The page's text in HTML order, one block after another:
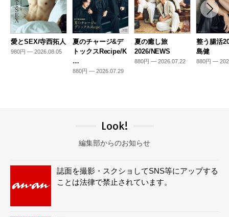
愛とSEX/寺西拓人
980円 — 2026.08.05
夏のチャージ&デ
トックスRecipe/K
…
880円 — 2026.07.29
夏の癒し旅
2026/NEWS
880円 — 2026.07.22
整う腸活
島健
880円 —
Look!
編集部からのお知らせ
誌面を撮影・スクショしてSNS等にアップする
ことは法律で禁止されています。